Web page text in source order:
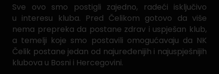
Sve ovo smo postigli zajedno, radeći isključivo
u interesu kluba. Pred Čelikom gotovo da više
nema prepreka da postane zdrav i uspješan klub,
a temelji koje smo postavili omogućavaju da NK
Čelik postane jedan od najuređenijih i najuspješnijih
klubova u Bosni i Hercegovini.